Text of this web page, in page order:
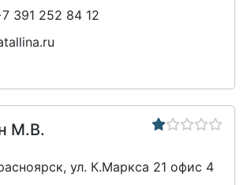
391 252 84 12
М.В.
ул. К.Маркса 21 офис 4